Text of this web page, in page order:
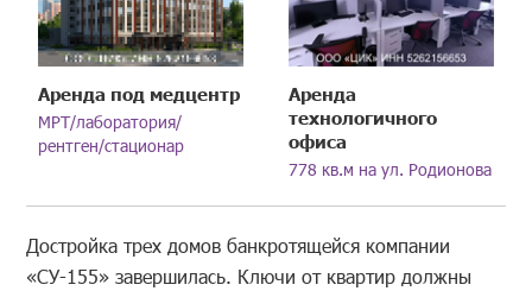
Аренда под медцентр
МРТ/лаборатория/
рентген/стационар
Аренда
технологичного
офиса
778 кв.м на ул. Родионова
Достройка трех домов банкротящейся компании
«СУ-155» завершилась. Ключи от квартир должны